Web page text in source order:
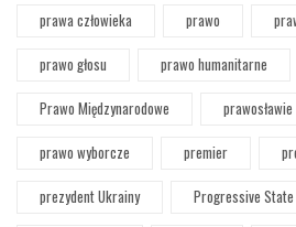
prawa człowieka prawo
prawo głosu
prawo humanitarne
Prawo Międzynarodowe
prawosławie
prawo wyborcze
premier
prezydent Ukrainy
Progressive State